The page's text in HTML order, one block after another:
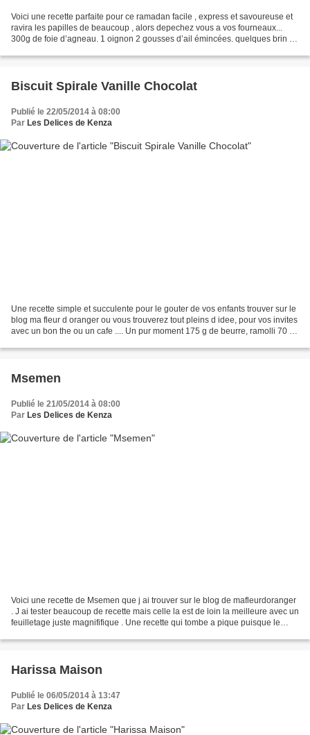
Voici une recette parfaite pour ce ramadan facile , express et savoureuse et
ravira les papilles de beaucoup , alors depechez vous a vos fourneaux...​
300g de foie d’agneau. 1 oignon 2 gousses d’ail émincées. quelques brin de
Biscuit Spirale Vanille Chocolat
Publié le 22/05/2014 à 08:00
Par Les Delices de Kenza
Une recette simple et succulente pour le gouter de vos enfants trouver sur le
blog ma fleur d oranger ou vous trouverez tout pleins d idee, pour vos invites
avec un bon the ou un cafe .... Un pur moment 175 g de beurre, ramolli 70 g
Msemen
Publié le 21/05/2014 à 08:00
Par Les Delices de Kenza
Voici une recette de Msemen que j ai trouver sur le blog de mafleurdoranger
. J ai tester beaucoup de recette mais celle la est de loin la meilleure avec un
feuilletage juste magnififique . Une recette qui tombe a pique puisque le
Harissa Maison
Publié le 06/05/2014 à 13:47
Par Les Delices de Kenza